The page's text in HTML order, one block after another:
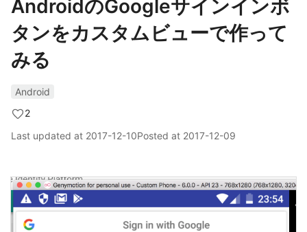
AndroidのGoogleサインインボ
タンをカスタムビューで作って
みる
Android
2
Last updated at 2017-12-10Posted at 2017-12-09